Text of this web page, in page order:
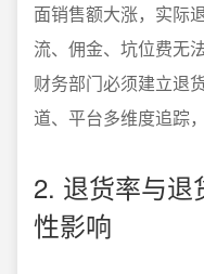
面销售额大涨，实际
流、佣金、坑位费无
财务部门必须建立退
道、平台多维度追踪
2. 退货率与退
性影响